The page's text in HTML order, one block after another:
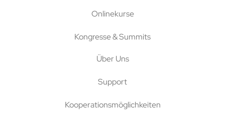
Onlinekurse
Kongresse & Summits
Über Uns
Support
Kooperationsmöglichkeiten